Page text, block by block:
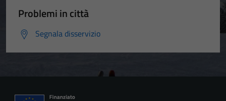
Problemi in città
Segnala disservizio
Questi cookie